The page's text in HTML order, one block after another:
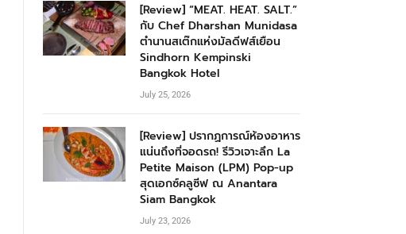
[Review] “MEAT. HEAT. SALT.”
กับ Chef Dharshan Munidasa
ตำนานสเต๊กแห่งมัลดีฟส์เยือน
Sindhorn Kempinski
Bangkok Hotel
July 25, 2026
[Review] ปรากฏการณ์ห้องอาหาร
แน่นถึงที่จอดรถ! รีวิวเจาะลึก La
Petite Maison (LPM) Pop-up
สุดเอกซ์คลูซีฟ ณ Anantara
Siam Bangkok
July 23, 2026